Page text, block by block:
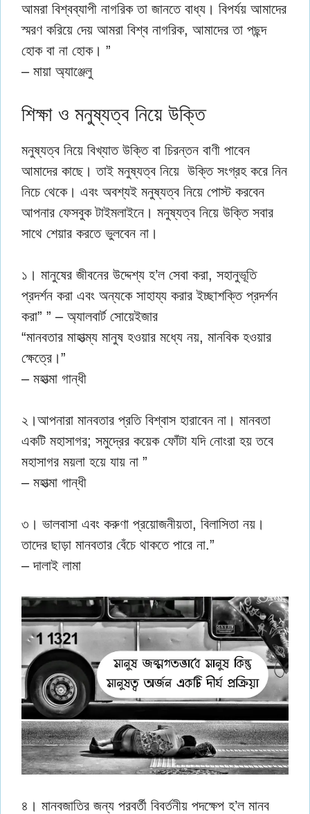
আমরা বিশ্বব্যাপী নাগরিক তা জানতে বাধ্য। বিপর্যয় আমাদের
স্মরণ করিয়ে দেয় আমরা বিশ্ব নাগরিক, আমাদের তা পছন্দ
হোক বা না হোক। ”
– মায়া অ্যাঞ্জেলু
শিক্ষা ও মনুষ্যত্ব নিয়ে উক্তি
মনুষ্যত্ব নিয়ে বিখ্যাত উক্তি বা চিরন্তন বাণী পাবেন
আমাদের কাছে। তাই মনুষ্যত্ব নিয়ে উক্তি সংগ্রহ করে নিন
নিচে থেকে। এবং অবশ্যই মনুষ্যত্ব নিয়ে পোস্ট করবেন
আপনার ফেসবুক টাইমলাইনে। মনুষ্যত্ব নিয়ে উক্তি সবার
সাথে শেয়ার করতে ভুলবেন না।
১। মানুষের জীবনের উদ্দেশ্য হ’ল সেবা করা, সহানুভূতি
প্রদর্শন করা এবং অন্যকে সাহায্য করার ইচ্ছাশক্তি প্রদর্শন
করা” ” – অ্যালবার্ট সোয়েইজার
“মানবতার মাহাত্ম্য মানুষ হওয়ার মধ্যে নয়, মানবিক হওয়ার
ক্ষেত্রে।”
– মহাত্মা গান্ধী
২।আপনারা মানবতার প্রতি বিশ্বাস হারাবেন না। মানবতা
একটি মহাসাগর; সমুদ্রের কয়েক ফোঁটা যদি নোংরা হয় তবে
মহাসাগর ময়লা হয়ে যায় না ”
– মহাত্মা গান্ধী
৩। ভালবাসা এবং করুণা প্রয়োজনীয়তা, বিলাসিতা নয়।
তাদের ছাড়া মানবতার বেঁচে থাকতে পারে না.”
– দালাই লামা
৪। মানবজাতির জন্য পরবর্তী বিবর্তনীয় পদক্ষেপ হ’ল মানব